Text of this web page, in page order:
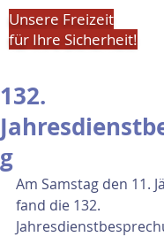
Unsere Freizeit
für Ihre Sicherheit!
132.
g
Am Samstag den 11.
fand die 132.